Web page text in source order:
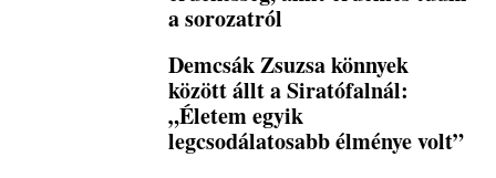
a sorozatról
Demcsák Zsuzsa könnyek
között állt a Siratófalnál:
„Életem egyik
legcsodálatosabb élménye volt”